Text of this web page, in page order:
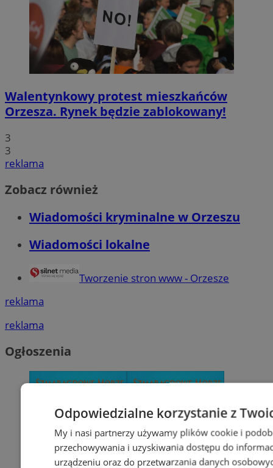
Walentynkowy protest mieszkańców
Orzesza. Rynek będzie zablokowany!
3
3
reklama
Zobacz również
Wiadomości kryminalne w Orzeszu
Wiadomości lokalne
Tworzenie stron www - Orzesze
reklama
reklama
Ogłoszenia
Odpowiedzialne korzystanie z
My i nasi partnerzy używamy plików cookie i
przechowywania i uzyskiwania dostępu do
urządzeniu oraz do przetwarzania danych